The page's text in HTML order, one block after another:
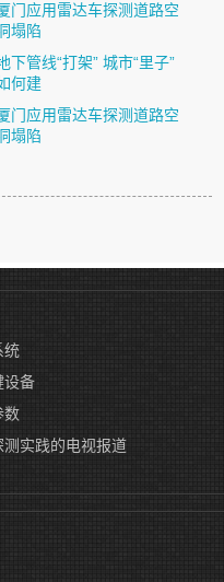
门应用雷达车探测道路空
塌陷
下管线“打架” 城市“里子”
何建
门应用雷达车探测道路空
塌陷
统
设备
数
实践的电视报道